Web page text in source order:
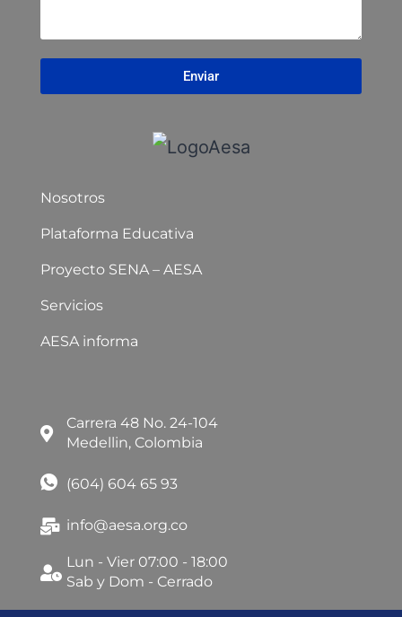
Enviar
Nosotros
Plataforma Educativa
Proyecto SENA – AESA
Servicios
AESA informa
Carrera 48 No. 24-104
Medellin, Colombia
(604) 604 65 93
info@aesa.org.co
Lun - Vier 07:00 - 18:00
Sab y Dom - Cerrado